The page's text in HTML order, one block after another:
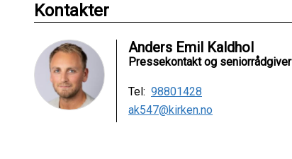
Kontakter
Anders Emil Kaldhol
Pressekontakt og seniorrådgiver
Tel: 98801428
ak547@kirken.no